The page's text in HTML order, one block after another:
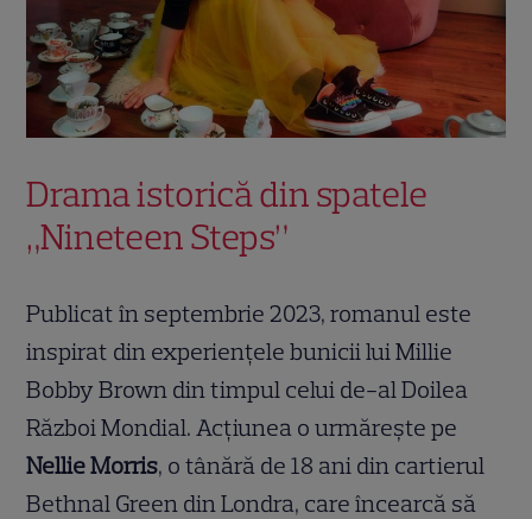
Drama istorică din spatele
„Nineteen Steps”
Publicat în septembrie 2023, romanul este
inspirat din experiențele bunicii lui Millie
Bobby Brown din timpul celui de-al Doilea
Război Mondial. Acțiunea o urmărește pe
Nellie Morris, o tânără de 18 ani din cartierul
Bethnal Green din Londra, care încearcă să